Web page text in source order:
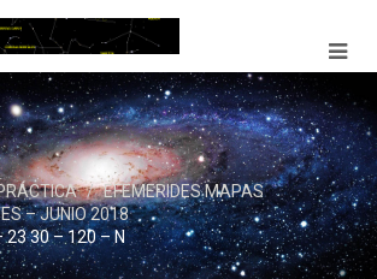
EFEMERIDES MAPAS
– JUNIO 2018
23 30 – 120 – N